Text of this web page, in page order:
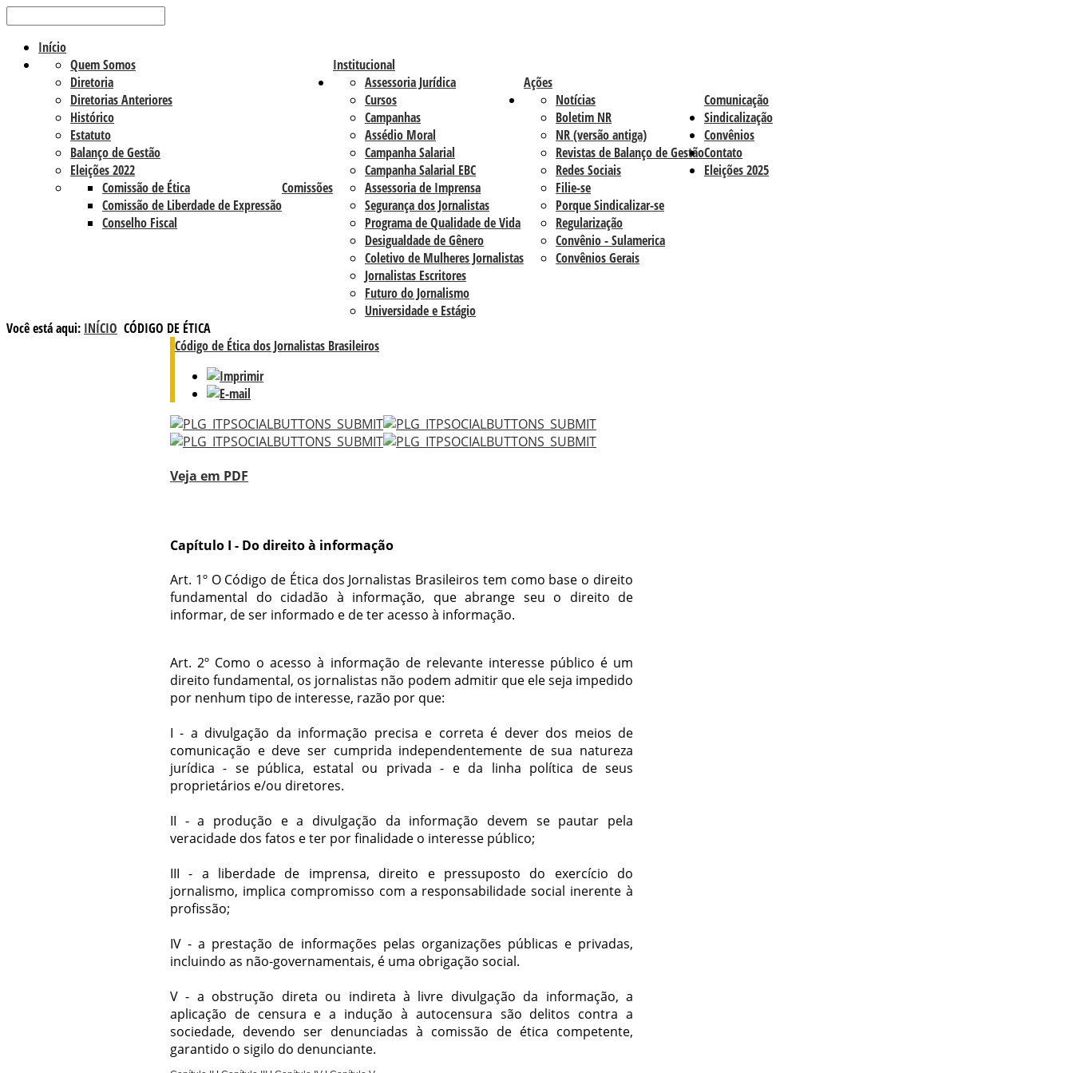
Início
Institucional
Quem Somos
Diretoria
Diretorias Anteriores
Histórico
Estatuto
Balanço de Gestão
Eleições 2022
Comissões
Comissão de Ética
Comissão de Liberdade de Expressão
Conselho Fiscal
Ações
Assessoria Jurídica
Cursos
Campanhas
Assédio Moral
Campanha Salarial
Campanha Salarial EBC
Assessoria de Imprensa
Segurança dos Jornalistas
Programa de Qualidade de Vida
Desigualdade de Gênero
Coletivo de Mulheres Jornalistas
Jornalistas Escritores
Futuro do Jornalismo
Universidade e Estágio
Comunicação
Notícias
Boletim NR
NR (versão antiga)
Revistas de Balanço de Gestão
Redes Sociais
Sindicalização
Filie-se
Porque Sindicalizar-se
Regularização
Convênios
Convênio - Sulamerica
Convênios Gerais
Contato
Eleições 2025
Você está aqui: INÍCIO CÓDIGO DE ÉTICA
Código de Ética dos Jornalistas Brasileiros
Veja em PDF
Capítulo I - Do direito à informação
Art. 1º O Código de Ética dos Jornalistas Brasileiros tem como base o direito
fundamental do cidadão à informação, que abrange seu o direito de
informar, de ser informado e de ter acesso à informação.
Art. 2º Como o acesso à informação de relevante interesse público é um
direito fundamental, os jornalistas não podem admitir que ele seja impedido
por nenhum tipo de interesse, razão por que:
I - a divulgação da informação precisa e correta é dever dos meios de
comunicação e deve ser cumprida independentemente de sua natureza
jurídica - se pública, estatal ou privada - e da linha política de seus
proprietários e/ou diretores.
II - a produção e a divulgação da informação devem se pautar pela
veracidade dos fatos e ter por finalidade o interesse público;
III - a liberdade de imprensa, direito e pressuposto do exercício do
jornalismo, implica compromisso com a responsabilidade social inerente à
profissão;
IV - a prestação de informações pelas organizações públicas e privadas,
incluindo as não-governamentais, é uma obrigação social.
V - a obstrução direta ou indireta à livre divulgação da informação, a
aplicação de censura e a indução à autocensura são delitos contra a
sociedade, devendo ser denunciadas à comissão de ética competente,
garantido o sigilo do denunciante.